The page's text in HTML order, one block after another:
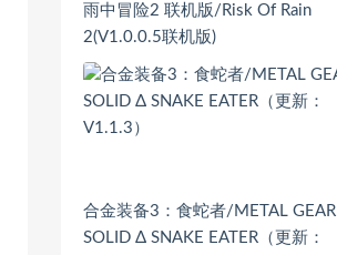
雨中冒险2 联机版/Risk Of Rain
2(V1.0.0.5联机版)
合金装备3：食蛇者/METAL GEAR
SOLID Δ SNAKE EATER（更新：